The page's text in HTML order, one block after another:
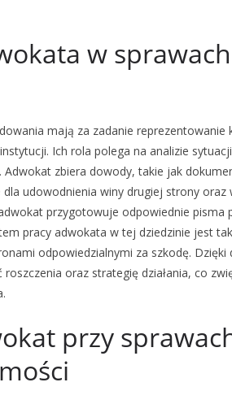
w
mają za zadanie reprezentowanie
Ich rola polega na analizie
zbiera dowody, takie jak
udowodnienia winy drugiej strony oraz
przygotowuje odpowiednie pisma
pracy adwokata w tej dziedzinie jest
odpowiedzialnymi za szkodę. Dzięki
oraz strategię działania, co
przy